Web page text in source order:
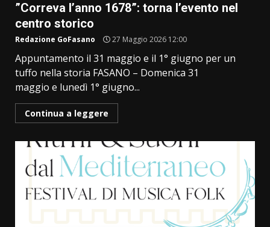
”Correva l’anno 1678”: torna l’evento nel
centro storico
Redazione GoFasano 27 Maggio 2026 12:00
Appuntamento il 31 maggio e il 1° giugno per un
tuffo nella storia FASANO – Domenica 31
maggio e lunedì 1° giugno...
Continua a leggere